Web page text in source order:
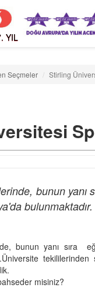
YIL
Seçmeler Stirling
bunun yanı
bulunmaktadır.
bunun yanı sıra
misiniz?